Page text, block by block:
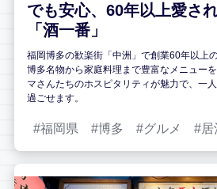
でも安心、60年以上愛さ
「酒一番」
福岡博多の歓楽街「中洲」で創業60年以上
博多名物から家庭料理まで豊富なメニュー
マさんたちのホスピタリティが魅力で、一
過ごせます。
福岡県 博多 グルメ